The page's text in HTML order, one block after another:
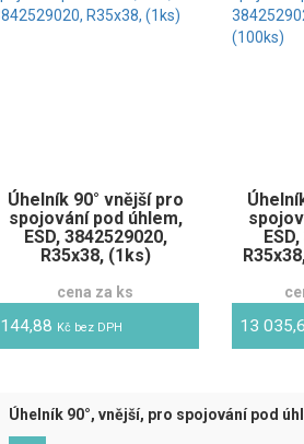
Úhelník 90° vnější pro
spojování pod úhlem,
ESD, 3842529020,
R35x38, (1ks)
cena za ks
144,88 Kč bez DPH 13
Úhelník 90°, vnější, pro spojování pod